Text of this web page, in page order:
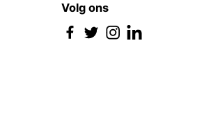
Volg ons